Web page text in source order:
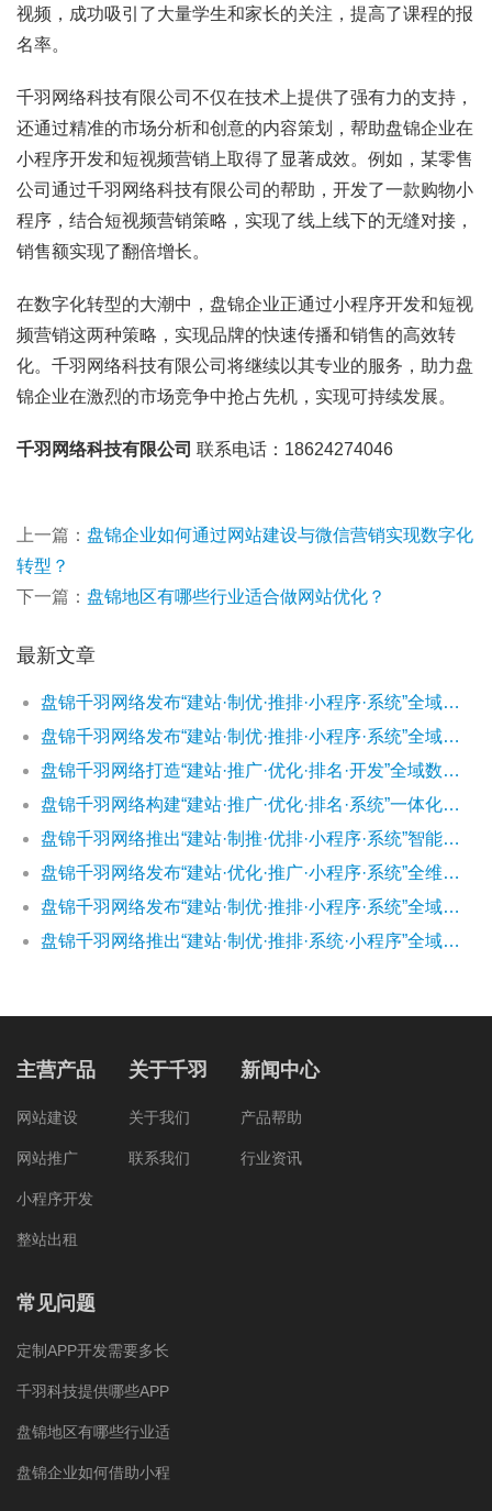
视频，成功吸引了大量学生和家长的关注，提高了课程的报
名率。
千羽网络科技有限公司不仅在技术上提供了强有力的支持，
还通过精准的市场分析和创意的内容策划，帮助盘锦企业在
小程序开发和短视频营销上取得了显著成效。例如，某零售
公司通过千羽网络科技有限公司的帮助，开发了一款购物小
程序，结合短视频营销策略，实现了线上线下的无缝对接，
销售额实现了翻倍增长。
在数字化转型的大潮中，盘锦企业正通过小程序开发和短视
频营销这两种策略，实现品牌的快速传播和销售的高效转
化。千羽网络科技有限公司将继续以其专业的服务，助力盘
锦企业在激烈的市场竞争中抢占先机，实现可持续发展。
千羽网络科技有限公司 联系电话：18624274046
上一篇： 盘锦企业如何通过网站建设与微信营销实现数字化
转型？
下一篇： 盘锦地区有哪些行业适合做网站优化？
最新文章
盘锦千羽网络发布“建站·制优·推排·小程序·系统”全域数字引擎
盘锦千羽网络发布“建站·制优·推排·小程序·系统”全域数字引擎
盘锦千羽网络打造“建站·推广·优化·排名·开发”全域数智引擎
盘锦千羽网络构建“建站·推广·优化·排名·系统”一体化数字基建平台
盘锦千羽网络推出“建站·制推·优排·小程序·系统”智能协同生态
盘锦千羽网络发布“建站·优化·推广·小程序·系统”全维智能引擎
盘锦千羽网络发布“建站·制优·推排·小程序·系统”全域数字引擎
盘锦千羽网络推出“建站·制优·推排·系统·小程序”全域协同解决方案
主营产品
网站建设
网站推广
小程序开发
整站出租
关于千羽
关于我们
联系我们
新闻中心
产品帮助
行业资讯
常见问题
定制APP开发需要多长
千羽科技提供哪些APP
盘锦地区有哪些行业适
盘锦企业如何借助小程